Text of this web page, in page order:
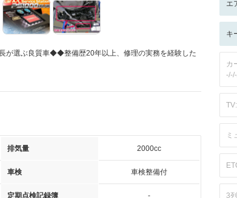
が選ぶ良質車◆◆整備歴20年以上、修理の実務を経験した
排気量 2000cc
車検 車検整備付
定期点検記録簿 -
エ
キ
カ
ミ
3